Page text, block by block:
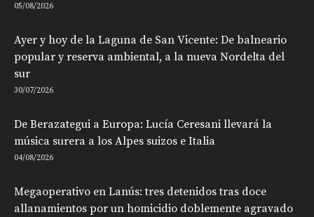
05/08/2026
Ayer y hoy de la Laguna de San Vicente: De balneario
popular y reserva ambiental, a la nueva Nordelta del
sur
30/07/2026
De Berazategui a Europa: Lucía Ceresani llevará la
música surera a los Alpes suizos e Italia
04/08/2026
Megaoperativo en Lanús: tres detenidos tras doce
allanamientos por un homicidio doblemente agravado